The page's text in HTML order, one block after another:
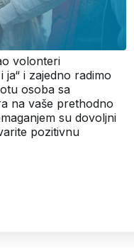
volonteri
i zajedno radimo
osoba sa
na vaše prethodno
su dovoljni
pozitivnu